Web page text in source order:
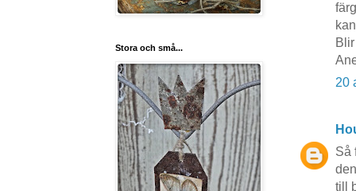
20
Så
till
Stora och små...